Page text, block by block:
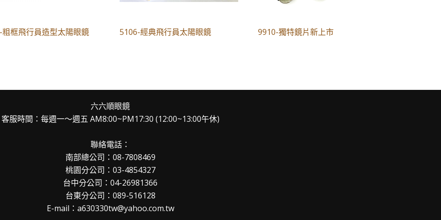
框飛行員造型太陽眼鏡 5106-經典飛行員太陽眼鏡 9910-獨特鏡片新上市
六六順眼鏡
客服時間：每週一～週五 AM8:00~PM17:30 (12:00~13:00午休)
聯絡電話：
南部總公司：08-7808469
桃園分公司：03-4854327
台中分公司：04-26981366
台東分公司：089-516128
E-mail：a630330tw@yahoo.com.tw